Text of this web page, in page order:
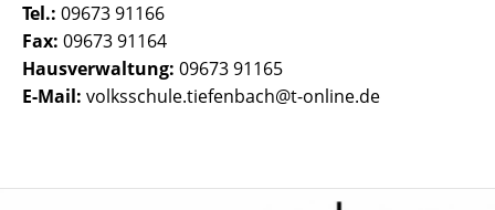
Tel.: 09673 91166
Fax: 09673 91164
Hausverwaltung: 09673 91165
E-Mail: volksschule.tiefenbach@t-online.de